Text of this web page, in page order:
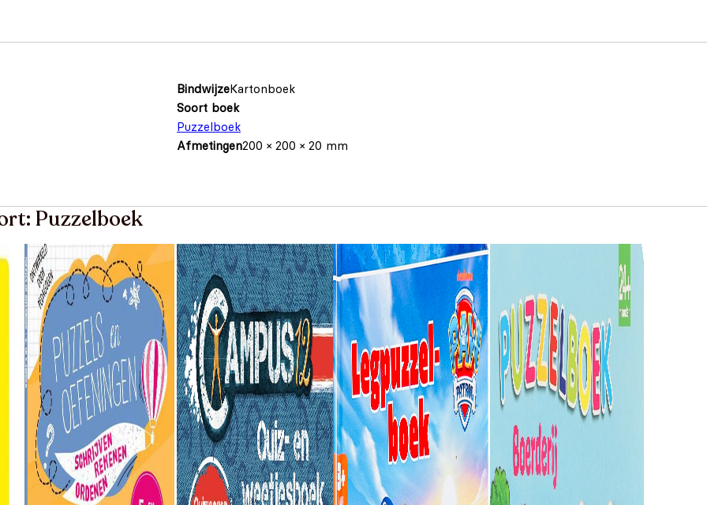
BindwijzeKartonboek
Soort boek
Puzzelboek
Afmetingen200 × 200 × 20 mm
Puzzelboek